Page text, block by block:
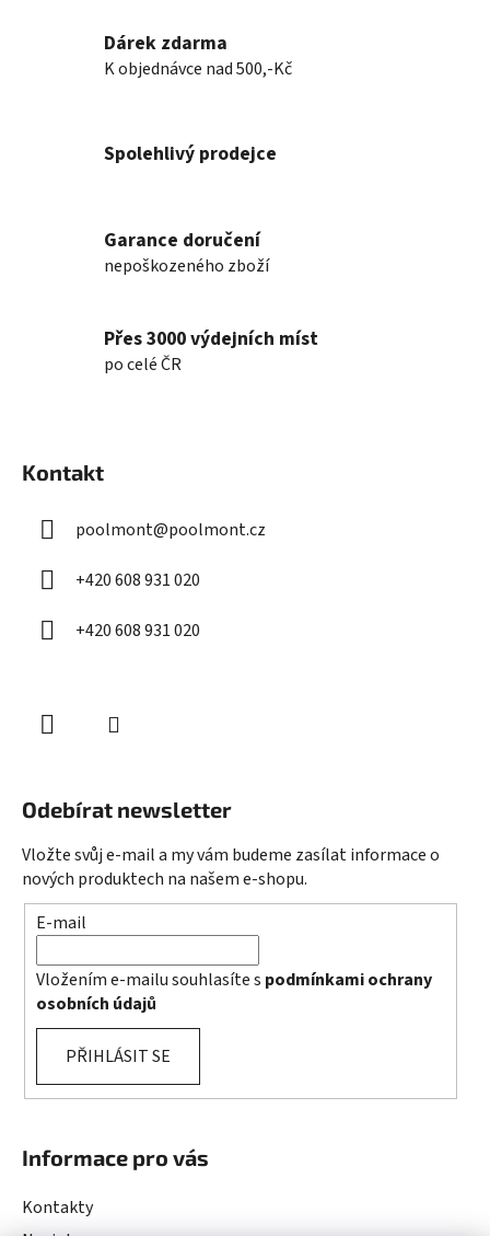
í
p
k
p
i
Dárek zdarma
K objednávce nad 500,-Kč
Spolehlivý prodejce
Garance doručení
nepoškozeného zboží
Přes 3000 výdejních míst
po celé ČR
Kontakt
poolmont@poolmont.cz
+420 608 931 020
+420 608 931 020
Odebírat newsletter
Vložte svůj e-mail a my vám budeme zasílat informace o
nových produktech na našem e-shopu.
E-mail
Vložením e-mailu souhlasíte s podmínkami ochrany
osobních údajů
PŘIHLÁSIT SE
Informace pro vás
Kontakty